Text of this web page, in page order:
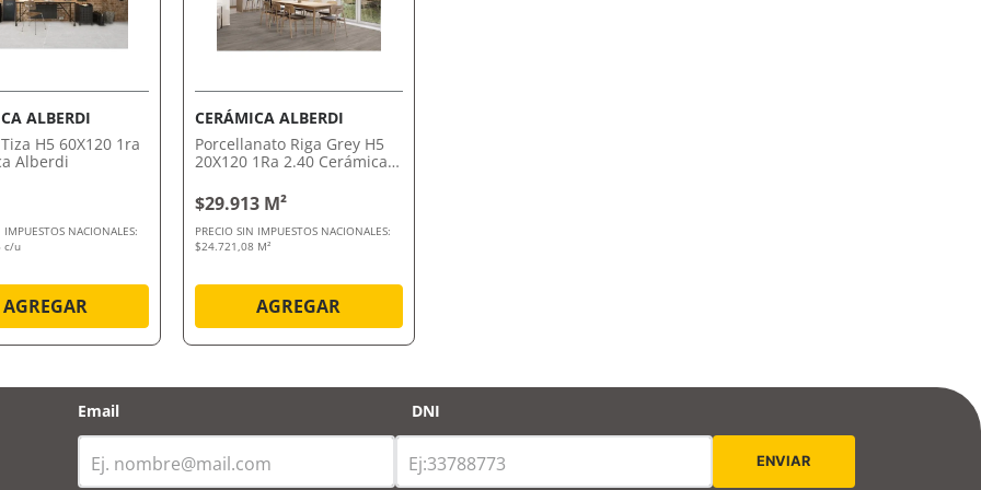
VISTA RÁPIDA
ALBERDI
H5 60X120 1ra
Alberdi
IMPUESTOS NACIONALES:
c/u
AGREGAR
VISTA RÁPIDA
CERÁMICA ALBERDI
Porcellanato Riga Grey H5
20X120 1Ra 2.40 Cerámica
$29.913 M²
PRECIO SIN IMPUESTOS NACIONALES:
$24.721,08 M²
AGREGAR
Email DNI